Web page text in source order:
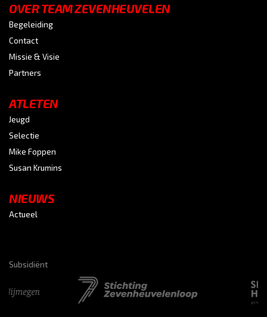
OVER TEAM ZEVENHEUVELEN
Begeleiding
Contact
Missie & Visie
Partners
ATLETEN
Jeugd
Selectie
Mike Foppen
Susan Krumins
NIEUWS
Actueel
Subsidiënt